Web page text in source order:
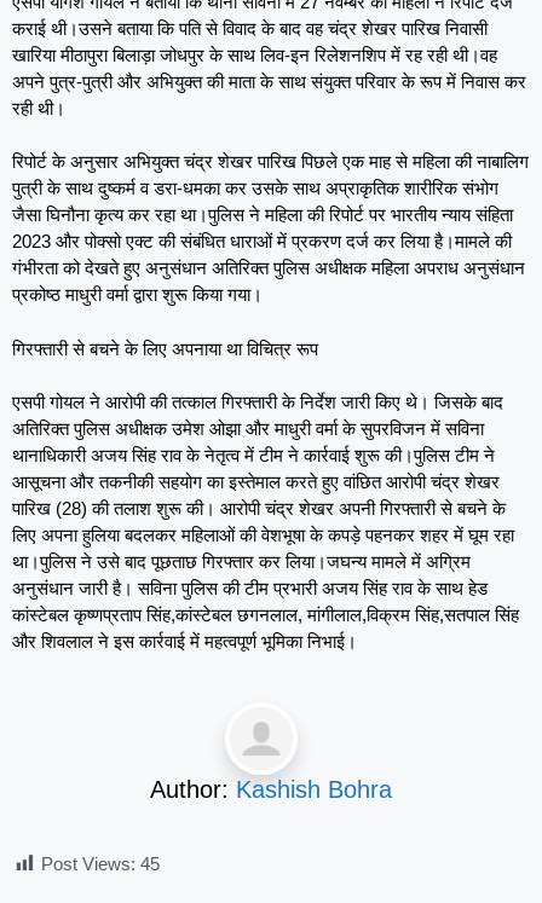
कराई थी।उसने बताया कि पति से विवाद के बाद वह चंद्र शेखर पारिख निवासी
खारिया मीठापुरा बिलाड़ा जोधपुर के साथ लिव-इन रिलेशनशिप में रह रही थी।वह
अपने पुत्र-पुत्री और अभियुक्त की माता के साथ संयुक्त परिवार के रूप में निवास कर
रही थी।
रिपोर्ट के अनुसार अभियुक्त चंद्र शेखर पारिख पिछले एक माह से महिला की नाबालिग
पुत्री के साथ दुष्कर्म व डरा-धमका कर उसके साथ अप्राकृतिक शारीरिक संभोग
जैसा घिनौना कृत्य कर रहा था।पुलिस ने महिला की रिपोर्ट पर भारतीय न्याय संहिता
2023 और पोक्सो एक्ट की संबंधित धाराओं में प्रकरण दर्ज कर लिया है।मामले की
गंभीरता को देखते हुए अनुसंधान अतिरिक्त पुलिस अधीक्षक महिला अपराध अनुसंधान
प्रकोष्ठ माधुरी वर्मा द्वारा शुरू किया गया।
गिरफ्तारी से बचने के लिए अपनाया था विचित्र रूप
एसपी गोयल ने आरोपी की तत्काल गिरफ्तारी के निर्देश जारी किए थे। जिसके बाद
अतिरिक्त पुलिस अधीक्षक उमेश ओझा और माधुरी वर्मा के सुपरविजन में सविना
थानाधिकारी अजय सिंह राव के नेतृत्व में टीम ने कार्रवाई शुरू की।पुलिस टीम ने
आसूचना और तकनीकी सहयोग का इस्तेमाल करते हुए वांछित आरोपी चंद्र शेखर
पारिख (28) की तलाश शुरू की। आरोपी चंद्र शेखर अपनी गिरफ्तारी से बचने के
लिए अपना हुलिया बदलकर महिलाओं की वेशभूषा के कपड़े पहनकर शहर में घूम रहा
था।पुलिस ने उसे बाद पूछताछ गिरफ्तार कर लिया।जघन्य मामले में अग्रिम
अनुसंधान जारी है। सविना पुलिस की टीम प्रभारी अजय सिंह राव के साथ हेड
कांस्टेबल कृष्णप्रताप सिंह,कांस्टेबल छगनलाल, मांगीलाल,विक्रम सिंह,सतपाल सिंह
और शिवलाल ने इस कार्रवाई में महत्वपूर्ण भूमिका निभाई।
Author: Kashish Bohra
Post Views: 45